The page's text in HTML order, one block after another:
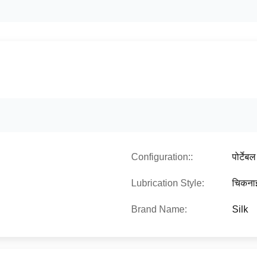
Configuration:: पोर्टेबल
Lubrication Style:
Brand Name: Silk